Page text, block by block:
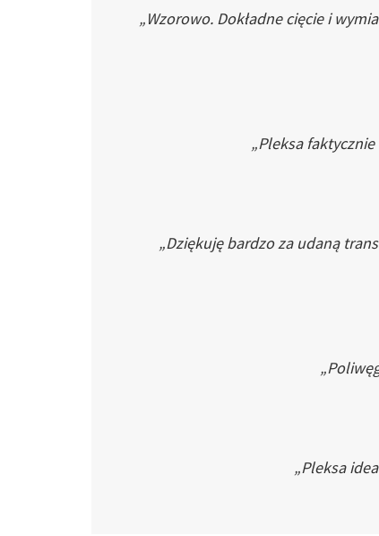
„Wzorowo. Dokładne cięcie i
„Pleksa
„Dziękuję bardzo za udaną
„Pleksa